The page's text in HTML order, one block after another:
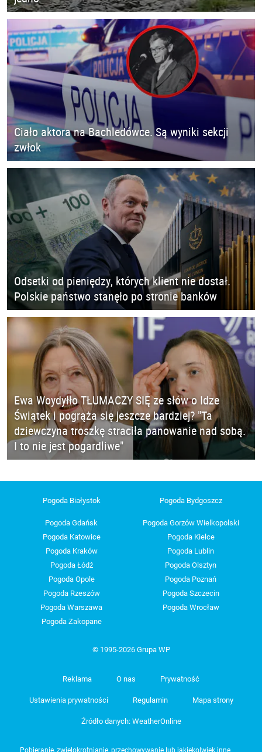
Ciało aktora na Bachledówce. Są wyniki sekcji
zwłok
Odsetki od pieniędzy, których klient nie dostał.
Polskie państwo stanęło po stronie banków
Ewa Woydyłło TŁUMACZY SIĘ ze słów o Idze
Świątek i pogrąża się jeszcze bardziej? "Ta
dziewczyna troszkę straciła panowanie nad sobą.
I to nie jest pogardliwe"
Pogoda Białystok Pogoda Bydgoszcz
Pogoda Gdańsk
Pogoda Gorzów Wielkopolski
Pogoda Katowice
Pogoda Kielce
Pogoda Kraków
Pogoda Lublin
Pogoda Łódź
Pogoda Olsztyn
Pogoda Opole
Pogoda Poznań
Pogoda Rzeszów
Pogoda Szczecin
Pogoda Warszawa
Pogoda Wrocław
Pogoda Zakopane
© 1995-2026 Grupa WP
Reklama O nas Prywatność
Ustawienia prywatności Regulamin Mapa strony
Źródło danych: WeatherOnline
Pobieranie, zwielokrotnianie, przechowywanie lub jakiekolwiek inne